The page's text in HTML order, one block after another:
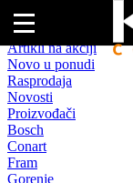
Naslovna
Artikli na akciji
Novo u ponudi
Rasprodaja
Novosti
Proizvođači
Bosch
Conart
Fram
Gorenje